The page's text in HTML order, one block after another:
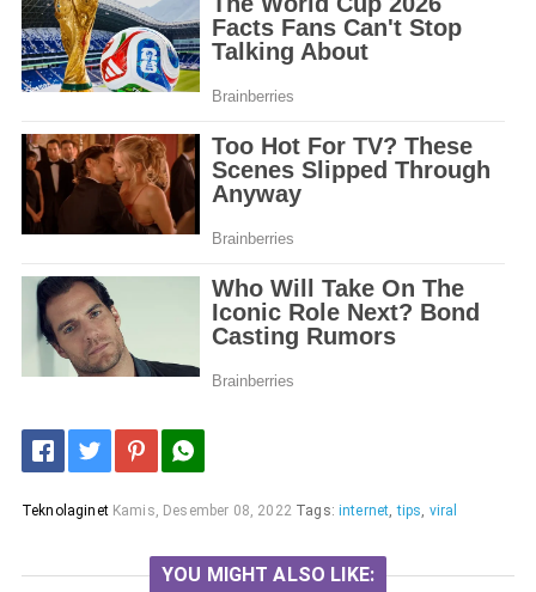
Teknolaginet Kamis, Desember 08, 2022 Tags: internet,tips, viral
YOU MIGHT ALSO LIKE: